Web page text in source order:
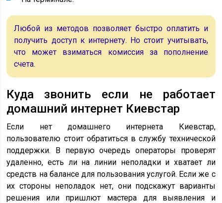
Любой из методов позволяет быстро оплатить и
получить доступ к интернету. Но стоит учитывать,
что может взиматься комиссия за пополнение
счета.
Куда звонить если не работает
домашний интернет Киевстар
Если нет домашнего интернета Киевстар,
пользователю стоит обратиться в службу технической
поддержки. В первую очередь операторы проверят
удаленно, есть ли на линии неполадки и хватает ли
средств на балансе для пользования услугой. Если же с
их стороны неполадок нет, они подскажут варианты
решения или пришлют мастера для выявления и